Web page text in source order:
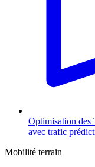
Optimisation des
avec trafic
Mobilité terrain